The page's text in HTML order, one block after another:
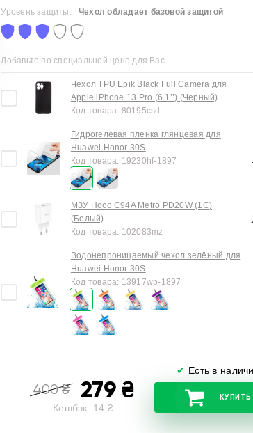
Уровень защиты: Чехол обладает базовой защитой
Добавьте по специальной цене для Вас
Чехол TPU Epik Black Full Camera для
Apple iPhone 13 Pro (6.1’’) (Черный)
Код товара: 80195csd
Гидрогелевая пленка глянцевая для
Huawei Honor 30S
Код товара: 19230hf-1897
МЗУ Hoco C94A Metro PD20W (1C)
(Белый)
Код товара: 102083mz
Водонепроницаемый чехол зелёный для
Huawei Honor 30S
Код товара: 13917wp-1897
400₴ 279 ₴
Кешбэк: 14 ₴
✔ Есть в
КУПИТЬ